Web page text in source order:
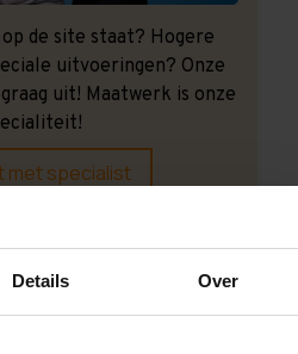
Details Over
de site staat? Hogere
uitvoeringen? Onze
uit! Maatwerk is onze
met specialist
het doen!